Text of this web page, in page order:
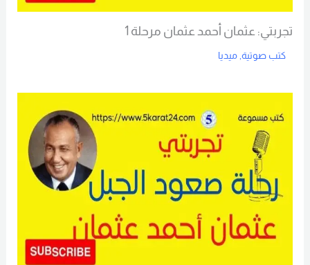
تجربتي: عثمان أحمد عثمان مرحلة 1
كتب صوتية, ميديا